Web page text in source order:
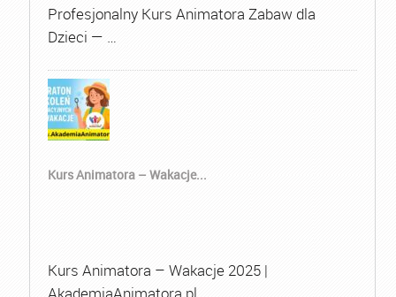
Profesjonalny Kurs Animatora Zabaw dla
Dzieci — …
Kurs Animatora – Wakacje...
Kurs Animatora – Wakacje 2025 |